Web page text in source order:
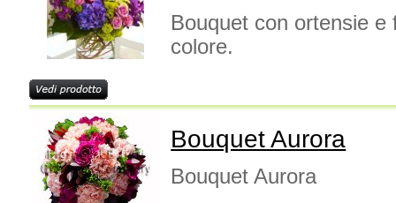
Bouquet con ortensie e
colore.
Bouquet Aurora
Bouquet Aurora